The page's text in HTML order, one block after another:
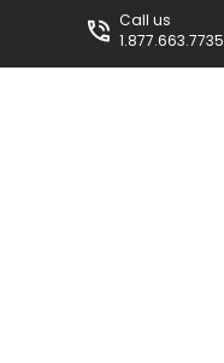
Call us
1.877.663.7735